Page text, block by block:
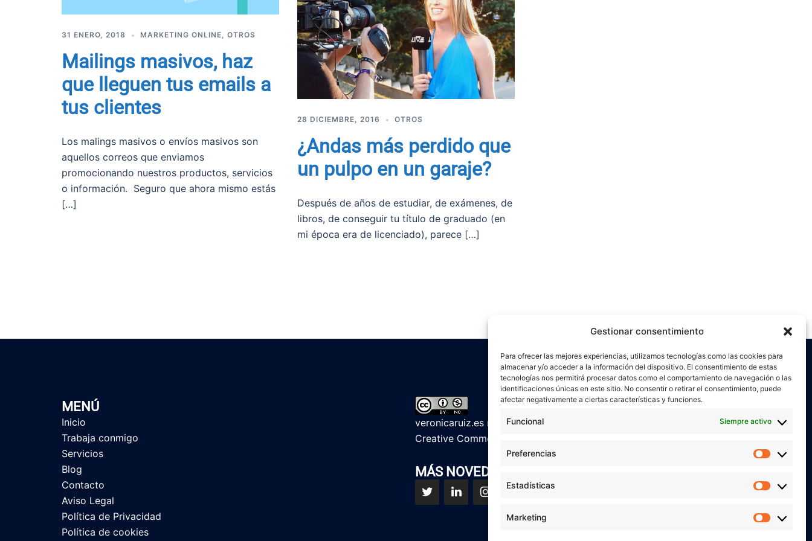
Gestionar consentimiento
Para ofrecer las mejores experiencias, utilizamos tecnologías como las cookies para
almacenar y/o acceder a la información del dispositivo. El consentimiento de estas
tecnologías nos permitirá procesar datos como el comportamiento de navegación o las
identificaciones únicas en este sitio. No consentir o retirar el consentimiento, puede
afectar negativamente a ciertas características y funciones.
Funcional Siempre activo
Preferencias
Estadísticas
Marketing
31 ENERO, 2018 MARKETING ONLINE, OTROS
Mailings masivos, haz
que lleguen tus emails a
tus clientes
Los malings masivos o envíos masivos son
aquellos correos que enviamos
promocionando nuestros productos, servicios
o información. Seguro que ahora mismo estás
[…]
28 DICIEMBRE, 2016 OTROS
¿Andas más perdido que
un pulpo en un garaje?
Después de años de estudiar, de exámenes, de
libros, de conseguir tu título de graduado (en
mi época era de licenciado), parece […]
MENÚ
Inicio
Trabaja conmigo
Servicios
Blog
Contacto
Aviso Legal
Política de Privacidad
Política de cookies
veronicaruiz.es realizada por
licencia de
Creative Commons Reconocimiento-NoComercial 4.0 Internacional
MÁS NOVEDADES EN MIS REDES SOCIALES